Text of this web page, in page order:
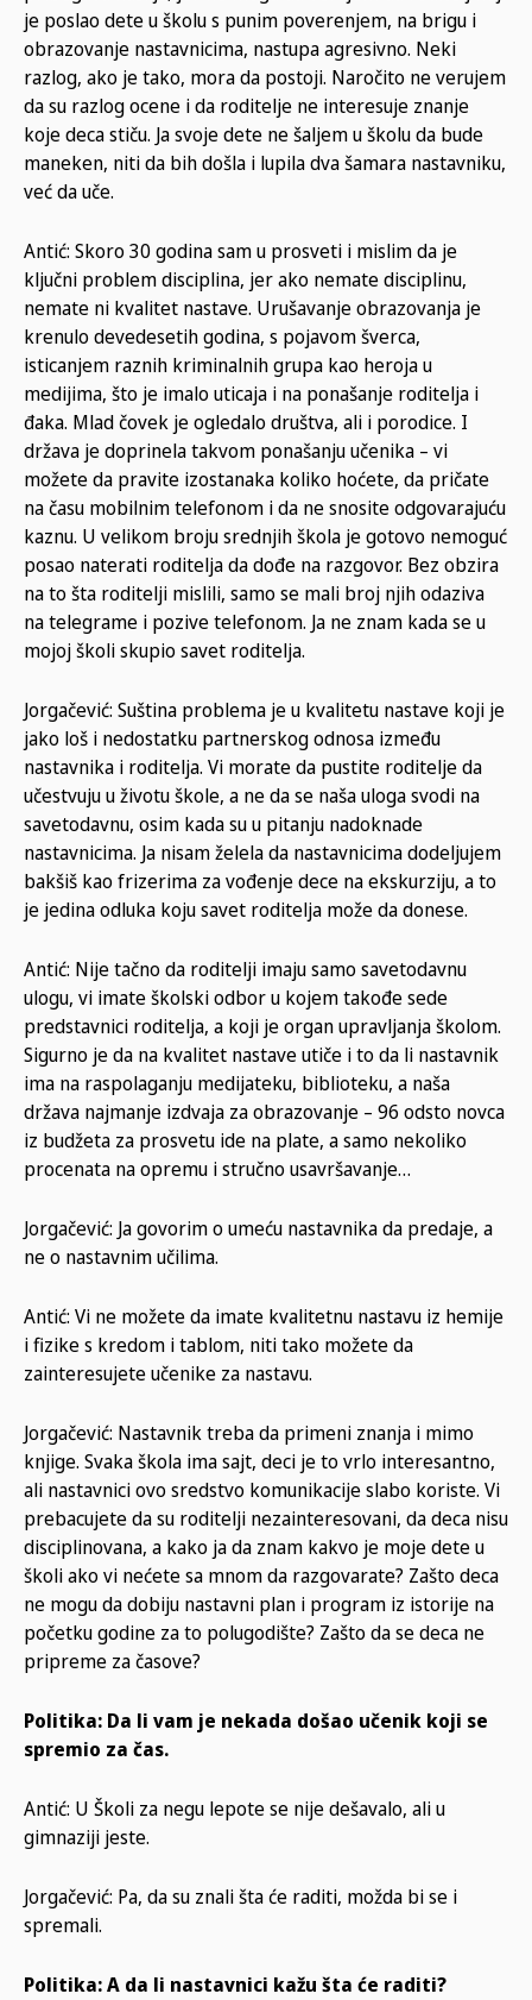
je poslao dete u školu s punim poverenjem, na brigu i
obrazovanje nastavnicima, nastupa agresivno. Neki
razlog, ako je tako, mora da postoji. Naročito ne verujem
da su razlog ocene i da roditelje ne interesuje znanje
koje deca stiču. Ja svoje dete ne šaljem u školu da bude
maneken, niti da bih došla i lupila dva šamara nastavniku,
već da uče.
Antić: Skoro 30 godina sam u prosveti i mislim da je
ključni problem disciplina, jer ako nemate disciplinu,
nemate ni kvalitet nastave. Urušavanje obrazovanja je
krenulo devedesetih godina, s pojavom šverca,
isticanjem raznih kriminalnih grupa kao heroja u
medijima, što je imalo uticaja i na ponašanje roditelja i
đaka. Mlad čovek je ogledalo društva, ali i porodice. I
država je doprinela takvom ponašanju učenika – vi
možete da pravite izostanaka koliko hoćete, da pričate
na času mobilnim telefonom i da ne snosite odgovarajuću
kaznu. U velikom broju srednjih škola je gotovo nemoguć
posao naterati roditelja da dođe na razgovor. Bez obzira
na to šta roditelji mislili, samo se mali broj njih odaziva
na telegrame i pozive telefonom. Ja ne znam kada se u
mojoj školi skupio savet roditelja.
Jorgačević: Suština problema je u kvalitetu nastave koji je
jako loš i nedostatku partnerskog odnosa između
nastavnika i roditelja. Vi morate da pustite roditelje da
učestvuju u životu škole, a ne da se naša uloga svodi na
savetodavnu, osim kada su u pitanju nadoknade
nastavnicima. Ja nisam želela da nastavnicima dodeljujem
bakšiš kao frizerima za vođenje dece na ekskurziju, a to
je jedina odluka koju savet roditelja može da donese.
Antić: Nije tačno da roditelji imaju samo savetodavnu
ulogu, vi imate školski odbor u kojem takođe sede
predstavnici roditelja, a koji je organ upravljanja školom.
Sigurno je da na kvalitet nastave utiče i to da li nastavnik
ima na raspolaganju medijateku, biblioteku, a naša
država najmanje izdvaja za obrazovanje – 96 odsto novca
iz budžeta za prosvetu ide na plate, a samo nekoliko
procenata na opremu i stručno usavršavanje…
Jorgačević: Ja govorim o umeću nastavnika da predaje, a
ne o nastavnim učilima.
Antić: Vi ne možete da imate kvalitetnu nastavu iz hemije
i fizike s kredom i tablom, niti tako možete da
zainteresujete učenike za nastavu.
Jorgačević: Nastavnik treba da primeni znanja i mimo
knjige. Svaka škola ima sajt, deci je to vrlo interesantno,
ali nastavnici ovo sredstvo komunikacije slabo koriste. Vi
prebacujete da su roditelji nezainteresovani, da deca nisu
disciplinovana, a kako ja da znam kakvo je moje dete u
školi ako vi nećete sa mnom da razgovarate? Zašto deca
ne mogu da dobiju nastavni plan i program iz istorije na
početku godine za to polugodište? Zašto da se deca ne
pripreme za časove?
Politika: Da li vam je nekada došao učenik koji se
spremio za čas.
Antić: U Školi za negu lepote se nije dešavalo, ali u
gimnaziji jeste.
Jorgačević: Pa, da su znali šta će raditi, možda bi se i
spremali.
Politika: A da li nastavnici kažu šta će raditi?